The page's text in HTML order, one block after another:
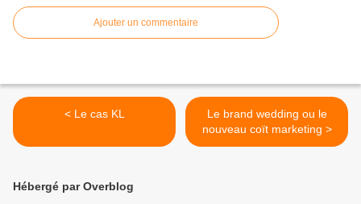
Ajouter un commentaire
< Le cas KL
Le brand wedding ou le
nouveau coït marketing >
Hébergé par Overblog